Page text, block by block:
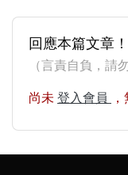
回應本篇文章！
（言責自負，請
尚未 登入會員